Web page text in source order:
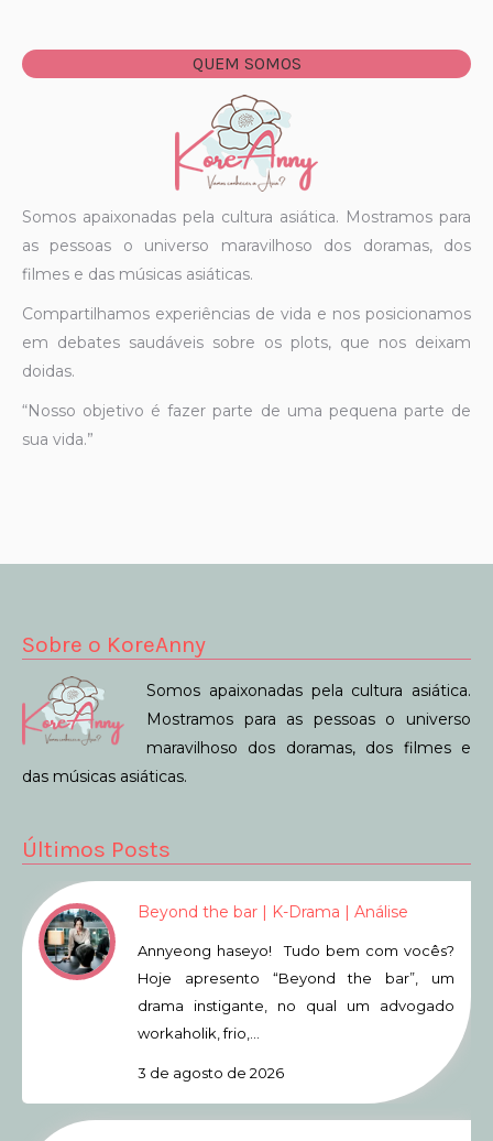
QUEM SOMOS
Somos apaixonadas pela cultura asiática. Mostramos para
as pessoas o universo maravilhoso dos doramas, dos
filmes e das músicas asiáticas.
Compartilhamos experiências de vida e nos posicionamos
em debates saudáveis sobre os plots, que nos deixam
doidas.
“Nosso objetivo é fazer parte de uma pequena parte de
sua vida.”
Sobre o KoreAnny
Somos apaixonadas pela cultura asiática.
Mostramos para as pessoas o universo
maravilhoso dos doramas, dos filmes e
das músicas asiáticas.
Últimos Posts
Beyond the bar | K-Drama | Análise
Annyeong haseyo! Tudo bem com vocês?
Hoje apresento “Beyond the bar”, um
drama instigante, no qual um advogado
workaholik, frio,…
3 de agosto de 2026